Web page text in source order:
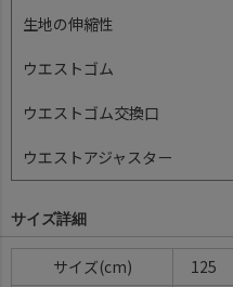
生地の伸縮性
ウエストゴム
ウエストゴム交換口
ウエストアジャスター
サイズ詳細
サイズ 125